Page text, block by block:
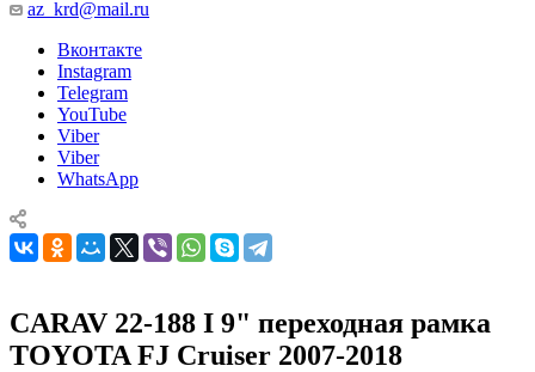
az_krd@mail.ru
Вконтакте
Instagram
Telegram
YouTube
Viber
Viber
WhatsApp
CARAV 22-188 I 9" переходная рамка
TOYOTA FJ Cruiser 2007-2018